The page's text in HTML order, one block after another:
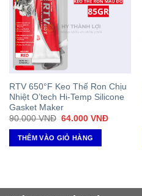
RTV 650°F Keo Thế Ron Chịu
Nhiệt O’tech Hi-Temp Silicone
Gasket Maker
90.000VNĐ Giá
là:
90.000 VNĐ.
64.000 VNĐGiá
THÊM VÀO GIỎ HÀNG